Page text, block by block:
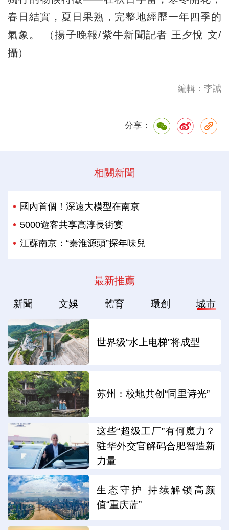
春日結實，夏日果熟，完整地經歷一年四季的
氣象。 （揚子晚報/紫牛新聞記者 王夕悅 文/
攝）
編輯：李誠
分享：
相關新聞
國內首個！深遠大模型在南京
5000遊客共享高淳長街宴
江蘇南京：“秦淮源頭”探年味兒
最新推薦
新聞 文娛 體育 環創 城市
世界级“水上电梯”将成型
苏州：校地共创“同里诗光”
这些“超级工厂”有何魔力？
驻华外交官解码合肥智造新
力量
生态守护 持续解锁高颜
值“重庆蓝”